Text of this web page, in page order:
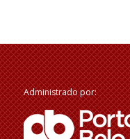
Administrado por: